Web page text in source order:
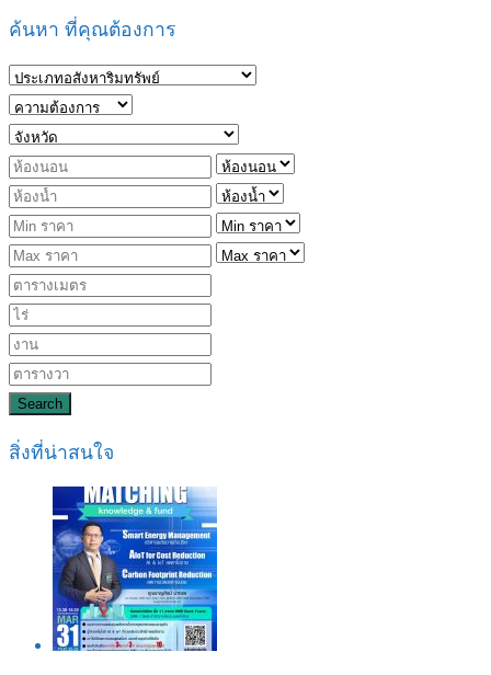
ค้นหา ที่คุณต้องการ
Search
สิ่งที่น่าสนใจ